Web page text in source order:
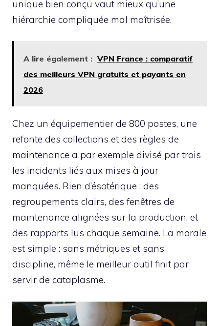
unique bien conçu vaut mieux qu’une
hiérarchie compliquée mal maîtrisée.
A lire également : VPN France : comparatif
des meilleurs VPN gratuits et payants en
2026
Chez un équipementier de 800 postes, une
refonte des collections et des règles de
maintenance a par exemple divisé par trois
les incidents liés aux mises à jour
manquées. Rien d’ésotérique : des
regroupements clairs, des fenêtres de
maintenance alignées sur la production, et
des rapports lus chaque semaine. La morale
est simple : sans métriques et sans
discipline, même le meilleur outil finit par
servir de cataplasme.